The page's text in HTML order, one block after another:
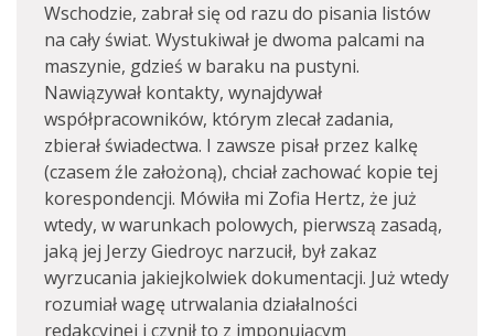
Wschodzie, zabrał się od razu do pisania listów
na cały świat. Wystukiwał je dwoma palcami na
maszynie, gdzieś w baraku na pustyni.
Nawiązywał kontakty, wynajdywał
współpracowników, którym zlecał zadania,
zbierał świadectwa. I zawsze pisał przez kalkę
(czasem źle założoną), chciał zachować kopie tej
korespondencji. Mówiła mi Zofia Hertz, że już
wtedy, w warunkach polowych, pierwszą zasadą,
jaką jej Jerzy Giedroyc narzucił, był zakaz
wyrzucania jakiejkolwiek dokumentacji. Już wtedy
rozumiał wagę utrwalania działalności
redakcyjnej i czynił to z imponującym